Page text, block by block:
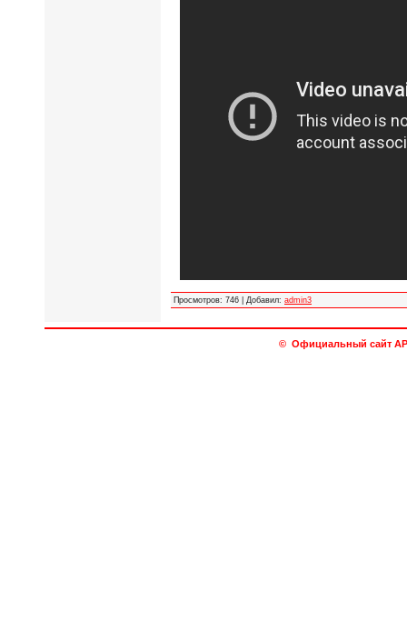
Просмотров: 746 Добавил: admin3
© Официальный сайт